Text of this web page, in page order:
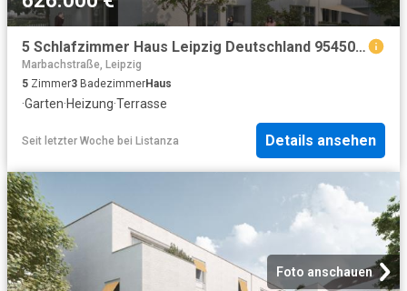
5 Schlafzimmer Haus Leipzig Deutschland 95450959
Marbachstraße, Leipzig
5 Zimmer3 BadezimmerHaus
·Garten·Heizung·Terrasse
Seit letzter Woche bei Listanza Details ansehen
Foto anschauen